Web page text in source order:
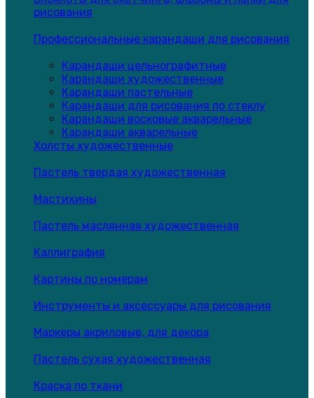
рисования
Профессиональные карандаши для рисования
Карандаши цельнографитные
Карандаши художественные
Карандаши пастельные
Карандаши для рисования по стеклу
Карандаши восковые акварельные
Карандаши акварельные
Холсты художественные
Пастель твердая художественная
Мастихины
Пастель маслянная художественная
Каллиграфия
Картины по номерам
Инструменты и аксессуары для рисования
Маркеры акриловые, для декора
Пастель сухая художественная
Краска по ткани